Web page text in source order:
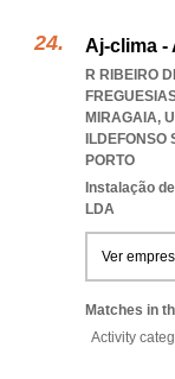
Aj-clima -
R RIBEIRO
MIRAGAIA,
PORTO
Instalação
LDA
Ver
Matches in
Activity